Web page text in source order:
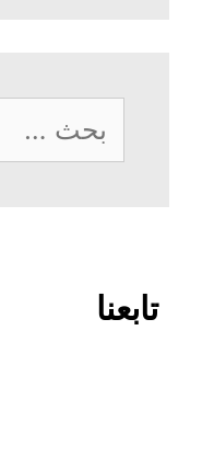
البحث
عن:
تابعنا